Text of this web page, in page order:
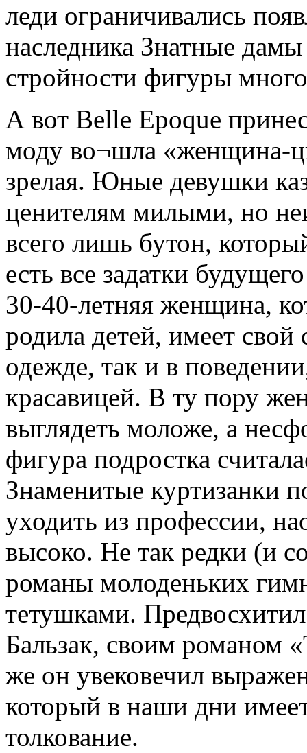
леди ограничивались
наследника Знатные
стройности фигуры
А вот Belle Epoque
моду во¬шла «женщина-
зрелая. Юные девушки
ценителям милыми, но
всего лишь бутон,
есть все задатки
30-40-летняя женщина,
родила детей, имеет свой
одежде, так и в
красавицей. В ту пору
выглядеть моложе, а
фигура подростка
Знаменитые куртизанки
уходить из профессии,
высоко. Не так редки (и
романы молоденьких
тетушками.
Бальзак, своим романом
же он увековечил
который в наши дни
толкование.